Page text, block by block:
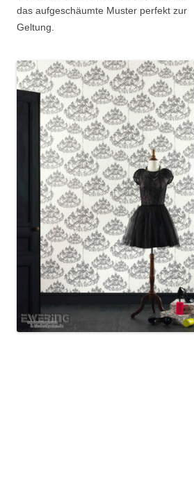
das aufgeschäumte Muster perfekt zur
Geltung.